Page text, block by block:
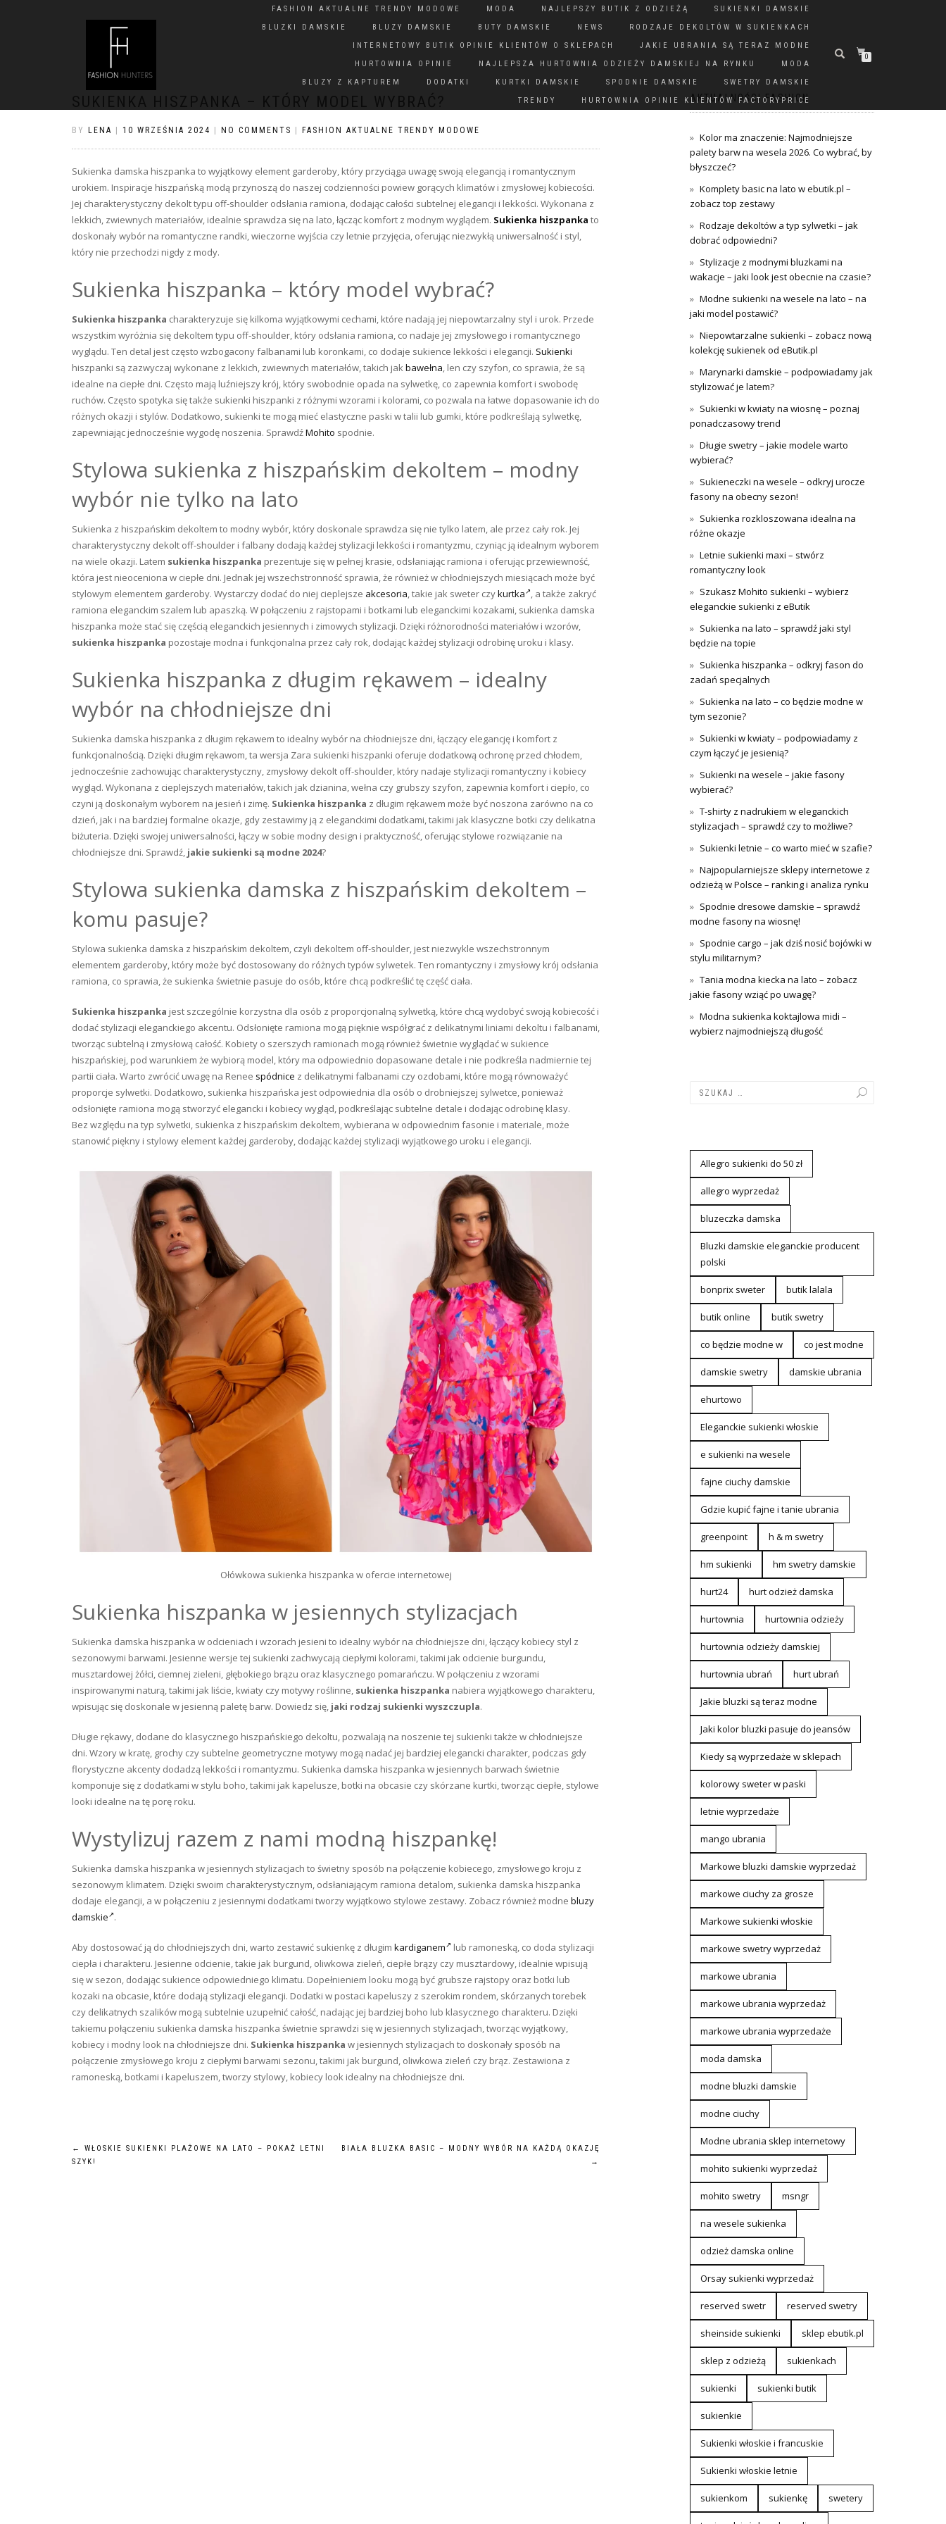
FASHION AKTUALNE TRENDY MODOWE MODA NAJLEPSZY BUTIK Z ODZIEŻĄ
SUKIENKI DAMSKIE
BLUZKI DAMSKIE
BLUZY DAMSKIE BUTY DAMSKIE NEWS
RODZAJE DEKOLTÓW W SUKIENKACH
INTERNETOWY BUTIK OPINIE KLIENTÓW O SKLEPACH
JAKIE UBRANIA SĄ TERAZ MODNE
HURTOWNIA OPINIE
NAJLEPSZA HURTOWNIA ODZIEŻY DAMSKIEJ NA RYNKU
MODA
BLUZY Z KAPTUREM
DODATKI KURTKI DAMSKIE SPODNIE DAMSKIE
SWETRY DAMSKIE
TRENDY
HURTOWNIA OPINIE KLIENTÓW FACTORYPRICE
0
SUKIENKA HISZPANKA – KTÓRY MODEL WYBRAĆ?
BY LENA 10 WRZEŚNIA 2024 NO COMMENTS FASHION AKTUALNE TRENDY MODOWE
Sukienka damska hiszpanka to wyjątkowy element garderoby, który przyciąga uwagę swoją elegancją i romantycznym
urokiem. Inspiracje hiszpańską modą przynoszą do naszej codzienności powiew gorących klimatów i zmysłowej kobiecości.
Jej charakterystyczny dekolt typu off-shoulder odsłania ramiona, dodając całości subtelnej elegancji i lekkości. Wykonana z
lekkich, zwiewnych materiałów, idealnie sprawdza się na lato, łącząc komfort z modnym wyglądem. Sukienka hiszpanka to
doskonały wybór na romantyczne randki, wieczorne wyjścia czy letnie przyjęcia, oferując niezwykłą uniwersalność i styl,
który nie przechodzi nigdy z mody.
Sukienka hiszpanka – który model wybrać?
Sukienka hiszpanka charakteryzuje się kilkoma wyjątkowymi cechami, które nadają jej niepowtarzalny styl i urok. Przede
wszystkim wyróżnia się dekoltem typu off-shoulder, który odsłania ramiona, co nadaje jej zmysłowego i romantycznego
wyglądu. Ten detal jest często wzbogacony falbanami lub koronkami, co dodaje sukience lekkości i elegancji. Sukienki
hiszpanki są zazwyczaj wykonane z lekkich, zwiewnych materiałów, takich jakbawełna, len czy szyfon, co sprawia, że są
idealne na ciepłe dni. Często mają luźniejszy krój, który swobodnie opada na sylwetkę, co zapewnia komfort i swobodę
ruchów. Często spotyka się także sukienki hiszpanki z różnymi wzorami i kolorami, co pozwala na łatwe dopasowanie ich do
różnych okazji i stylów. Dodatkowo, sukienki te mogą mieć elastyczne paski w talii lub gumki, które podkreślają sylwetkę,
zapewniając jednocześnie wygodę noszenia. SprawdźMohito spodnie.
Stylowa sukienka z hiszpańskim dekoltem – modny
wybór nie tylko na lato
Sukienka z hiszpańskim dekoltem to modny wybór, który doskonale sprawdza się nie tylko latem, ale przez cały rok. Jej
charakterystyczny dekolt off-shoulder i falbany dodają każdej stylizacji lekkości i romantyzmu, czyniąc ją idealnym wyborem
na wiele okazji. Latem sukienka hiszpanka prezentuje się w pełnej krasie, odsłaniając ramiona i oferując przewiewność,
która jest nieoceniona w ciepłe dni. Jednak jej wszechstronność sprawia, że również w chłodniejszych miesiącach może być
stylowym elementem garderoby. Wystarczy dodać do niej cieplejsze akcesoria, takie jak sweter czykurtka , a także zakryć
ramiona eleganckim szalem lub apaszką. W połączeniu z rajstopami i botkami lub eleganckimi kozakami, sukienka damska
hiszpanka może stać się częścią eleganckich jesiennych i zimowych stylizacji. Dzięki różnorodności materiałów i wzorów,
sukienka hiszpanka pozostaje modna i funkcjonalna przez cały rok, dodając każdej stylizacji odrobinę uroku i klasy.
Sukienka hiszpanka z długim rękawem – idealny
wybór na chłodniejsze dni
Sukienka damska hiszpanka z długim rękawem to idealny wybór na chłodniejsze dni, łączący elegancję i komfort z
funkcjonalnością. Dzięki długim rękawom, ta wersja Zara sukienki hiszpanki oferuje dodatkową ochronę przed chłodem,
jednocześnie zachowując charakterystyczny, zmysłowy dekolt off-shoulder, który nadaje stylizacji romantyczny i kobiecy
wygląd. Wykonana z cieplejszych materiałów, takich jak dzianina, wełna czy grubszy szyfon, zapewnia komfort i ciepło, co
czyni ją doskonałym wyborem na jesień i zimę. Sukienka hiszpanka z długim rękawem może być noszona zarówno na co
dzień, jak i na bardziej formalne okazje, gdy zestawimy ją z eleganckimi dodatkami, takimi jak klasyczne botki czy delikatna
biżuteria. Dzięki swojej uniwersalności, łączy w sobie modny design i praktyczność, oferując stylowe rozwiązanie na
chłodniejsze dni. Sprawdź, jakie sukienki są modne 2024?
Stylowa sukienka damska z hiszpańskim dekoltem –
komu pasuje?
Stylowa sukienka damska z hiszpańskim dekoltem, czyli dekoltem off-shoulder, jest niezwykle wszechstronnym
elementem garderoby, który może być dostosowany do różnych typów sylwetek. Ten romantyczny i zmysłowy krój odsłania
ramiona, co sprawia, że sukienka świetnie pasuje do osób, które chcą podkreślić tę część ciała.
Sukienka hiszpanka jest szczególnie korzystna dla osób z proporcjonalną sylwetką, które chcą wydobyć swoją kobiecość i
dodać stylizacji eleganckiego akcentu. Odsłonięte ramiona mogą pięknie współgrać z delikatnymi liniami dekoltu i falbanami,
tworząc subtelną i zmysłową całość. Kobiety o szerszych ramionach mogą również świetnie wyglądać w sukience
hiszpańskiej, pod warunkiem że wybiorą model, który ma odpowiednio dopasowane detale i nie podkreśla nadmiernie tej
partii ciała. Warto zwrócić uwagę na Renee spódnice z delikatnymi falbanami czy ozdobami, które mogą równoważyć
proporcje sylwetki. Dodatkowo, sukienka hiszpańska jest odpowiednia dla osób o drobniejszej sylwetce, ponieważ
odsłonięte ramiona mogą stworzyć elegancki i kobiecy wygląd, podkreślając subtelne detale i dodając odrobinę klasy.
Bez względu na typ sylwetki, sukienka z hiszpańskim dekoltem, wybierana w odpowiednim fasonie i materiale, może
stanowić piękny i stylowy element każdej garderoby, dodając każdej stylizacji wyjątkowego uroku i elegancji.
Ołówkowa sukienka hiszpanka w ofercie internetowej
Sukienka hiszpanka w jesiennych stylizacjach
Sukienka damska hiszpanka w odcieniach i wzorach jesieni to idealny wybór na chłodniejsze dni, łączący kobiecy styl z
sezonowymi barwami. Jesienne wersje tej sukienki zachwycają ciepłymi kolorami, takimi jak odcienie burgundu,
musztardowej żółci, ciemnej zieleni, głębokiego brązu oraz klasycznego pomarańczu. W połączeniu z wzorami
inspirowanymi naturą, takimi jak liście, kwiaty czy motywy roślinne, sukienka hiszpanka nabiera wyjątkowego charakteru,
wpisując się doskonale w jesienną paletę barw. Dowiedz się, jaki rodzaj sukienki wyszczupla.
Długie rękawy, dodane do klasycznego hiszpańskiego dekoltu, pozwalają na noszenie tej sukienki także w chłodniejsze
dni. Wzory w kratę, grochy czy subtelne geometryczne motywy mogą nadać jej bardziej elegancki charakter, podczas gdy
florystyczne akcenty dodadzą lekkości i romantyzmu. Sukienka damska hiszpanka w jesiennych barwach świetnie
komponuje się z dodatkami w stylu boho, takimi jak kapelusze, botki na obcasie czy skórzane kurtki, tworząc ciepłe, stylowe
looki idealne na tę porę roku.
Wystylizuj razem z nami modną hiszpankę!
Sukienka damska hiszpanka w jesiennych stylizacjach to świetny sposób na połączenie kobiecego, zmysłowego kroju z
sezonowym klimatem. Dzięki swoim charakterystycznym, odsłaniającym ramiona detalom, sukienka damska hiszpanka
dodaje elegancji, a w połączeniu z jesiennymi dodatkami tworzy wyjątkowo stylowe zestawy. Zobacz również modne bluzy
damskie .
Aby dostosować ją do chłodniejszych dni, warto zestawić sukienkę z długim kardiganem
lub ramoneską, co doda stylizacji
ciepła i charakteru. Jesienne odcienie, takie jak burgund, oliwkowa zieleń, ciepłe brązy czy musztardowy, idealnie wpisują
się w sezon, dodając sukience odpowiedniego klimatu. Dopełnieniem looku mogą być grubsze rajstopy oraz botki lub
kozaki na obcasie, które dodają stylizacji elegancji. Dodatki w postaci kapeluszy z szerokim rondem, skórzanych torebek
czy delikatnych szalików mogą subtelnie uzupełnić całość, nadając jej bardziej boho lub klasycznego charakteru. Dzięki
takiemu połączeniu sukienka damska hiszpanka świetnie sprawdzi się w jesiennych stylizacjach, tworząc wyjątkowy,
kobiecy i modny look na chłodniejsze dni. Sukienka hiszpanka w jesiennych stylizacjach to doskonały sposób na
połączenie zmysłowego kroju z ciepłymi barwami sezonu, takimi jak burgund, oliwkowa zieleń czy brąz. Zestawiona z
ramoneską, botkami i kapeluszem, tworzy stylowy, kobiecy look idealny na chłodniejsze dni.
Nawigacja
←
WŁOSKIE SUKIENKI PLAŻOWE NA LATO – POKAŻ LETNI
SZYK!
BIAŁA BLUZKA BASIC – MODNY WYBÓR NA KAŻDĄ OKAZJĘ
→
AKTUALNOŚCI FASHION
Kolor ma znaczenie: Najmodniejsze
palety barw na wesela 2026. Co wybrać, by
błyszczeć?
Komplety basic na lato w ebutik.pl –
zobacz top zestawy
Rodzaje dekoltów a typ sylwetki – jak
dobrać odpowiedni?
Stylizacje z modnymi bluzkami na
wakacje – jaki look jest obecnie na czasie?
Modne sukienki na wesele na lato – na
jaki model postawić?
Niepowtarzalne sukienki – zobacz nową
kolekcję sukienek od eButik.pl
Marynarki damskie – podpowiadamy jak
stylizować je latem?
Sukienki w kwiaty na wiosnę – poznaj
ponadczasowy trend
Długie swetry – jakie modele warto
wybierać?
Sukieneczki na wesele – odkryj urocze
fasony na obecny sezon!
Sukienka rozkloszowana idealna na
różne okazje
Letnie sukienki maxi – stwórz
romantyczny look
Szukasz Mohito sukienki – wybierz
eleganckie sukienki z eButik
Sukienka na lato – sprawdź jaki styl
będzie na topie
Sukienka hiszpanka – odkryj fason do
zadań specjalnych
Sukienka na lato – co będzie modne w
tym sezonie?
Sukienki w kwiaty – podpowiadamy z
czym łączyć je jesienią?
Sukienki na wesele – jakie fasony
wybierać?
T-shirty z nadrukiem w eleganckich
stylizacjach – sprawdź czy to możliwe?
Sukienki letnie – co warto mieć w szafie?
Najpopularniejsze sklepy internetowe z
odzieżą w Polsce – ranking i analiza rynku
Spodnie dresowe damskie – sprawdź
modne fasony na wiosnę!
Spodnie cargo – jak dziś nosić bojówki w
stylu militarnym?
Tania modna kiecka na lato – zobacz
jakie fasony wziąć po uwagę?
Modna sukienka koktajlowa midi –
wybierz najmodniejszą długość
Allegro sukienki do 50 zł
allegro wyprzedaż
bluzeczka damska
Bluzki damskie eleganckie producent
polski
bonprix sweter butik lalala
butik online butik swetry
co będzie modne w co jest modne
damskie swetry damskie ubrania
ehurtowo
Eleganckie sukienki włoskie
e sukienki na wesele
fajne ciuchy damskie
Gdzie kupić fajne i tanie ubrania
greenpoint h & m swetry
hm sukienki hm swetry damskie
hurt24 hurt odzież damska
hurtownia hurtownia odzieży
hurtownia odzieży damskiej
hurtownia ubrań hurt ubrań
Jakie bluzki są teraz modne
Jaki kolor bluzki pasuje do jeansów
Kiedy są wyprzedaże w sklepach
kolorowy sweter w paski
letnie wyprzedaże
mango ubrania
Markowe bluzki damskie wyprzedaż
markowe ciuchy za grosze
Markowe sukienki włoskie
markowe swetry wyprzedaż
markowe ubrania
markowe ubrania wyprzedaż
markowe ubrania wyprzedaże
moda damska
modne bluzki damskie
modne ciuchy
Modne ubrania sklep internetowy
mohito sukienki wyprzedaż
mohito swetry msngr
na wesele sukienka
odzież damska online
Orsay sukienki wyprzedaż
reserved swetr reserved swetry
sheinside sukienki sklep ebutik.pl
sklep z odzieżą sukienkach
sukienki sukienki butik
sukienkie
Sukienki włoskie i francuskie
Sukienki włoskie letnie
sukienkom sukienkę swetery